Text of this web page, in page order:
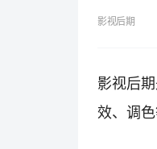
影视后期
影视后
效、调